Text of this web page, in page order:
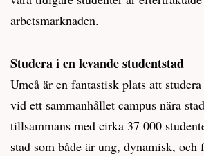
arbetsmarknaden.
Studera i en levande studentstad
Umeå är en fantastisk plats att
vid ett sammanhållet campus nära
tillsammans med cirka 37 000
stad som både är ung, dynamisk,